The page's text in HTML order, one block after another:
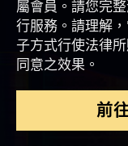
屬會員。請您完
行服務。請理解
子方式行使法律
同意之效果。
前